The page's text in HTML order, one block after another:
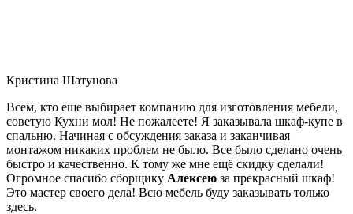
Кристина Шатунова
Всем, кто еще выбирает компанию для изготовления мебели,
советую Кухни мол! Не пожалеете! Я заказывала шкаф-купе в
спальню. Начиная с обсуждения заказа и заканчивая
монтажом никаких проблем не было. Все было сделано очень
быстро и качественно. К тому же мне ещё скидку сделали!
Огромное спасибо сборщику Алексею за прекрасный шкаф!
Это мастер своего дела! Всю мебель буду заказывать только
здесь.